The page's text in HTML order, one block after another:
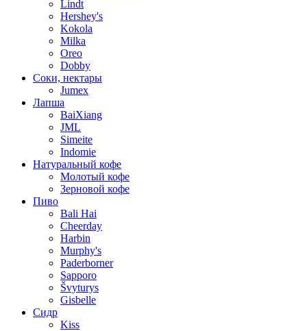
Lindt
Hershey's
Kokola
Milka
Oreo
Dobby
Соки, нектары
Jumex
Лапша
BaiXiang
JML
Simeite
Indomie
Натуральный кофе
Молотый кофе
Зерновой кофе
Пиво
Bali Hai
Cheerday
Harbin
Murphy's
Paderborner
Sapporo
Švyturys
Gisbelle
Сидр
Kiss